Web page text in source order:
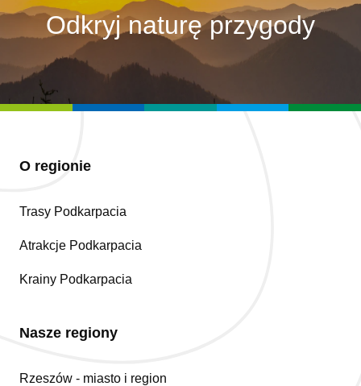
Odkryj naturę przygody
O regionie
Trasy Podkarpacia
Atrakcje Podkarpacia
Krainy Podkarpacia
Nasze regiony
Rzeszów - miasto i region